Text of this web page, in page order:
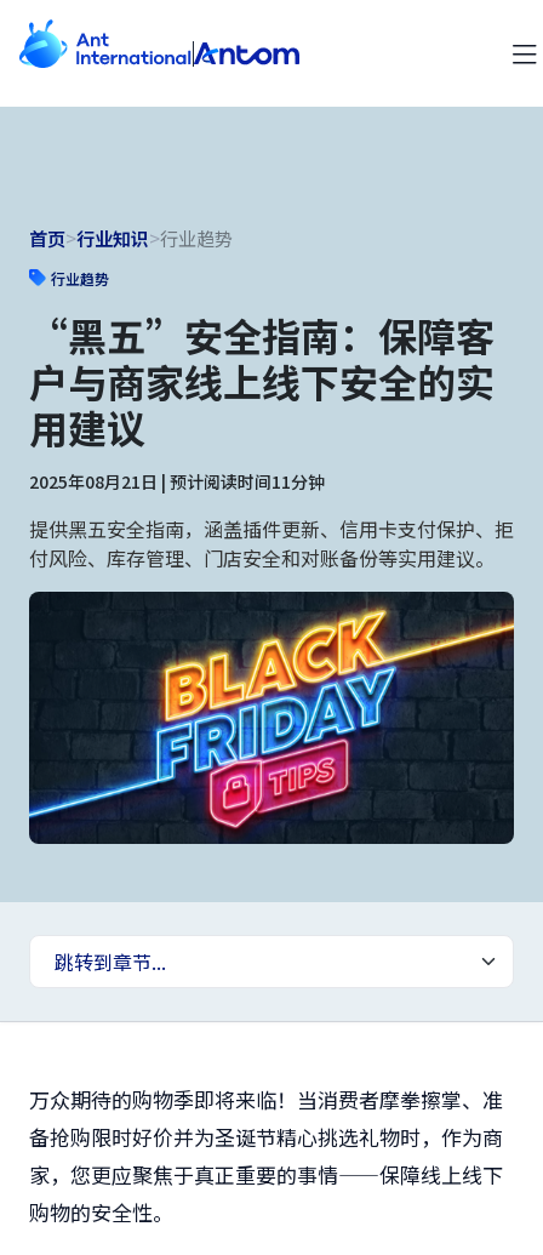
首页>行业知识>行业趋势
行业趋势
“黑五”安全指南：保障客
户与商家线上线下安全的实
用建议
2025年08月21日 | 预计阅读时间11分钟
提供黑五安全指南，涵盖插件更新、信用卡支付保护、拒
付风险、库存管理、门店安全和对账备份等实用建议。
万众期待的购物季即将来临！当消费者摩拳擦掌、准
备抢购限时好价并为圣诞节精心挑选礼物时，作为商
家，您更应聚焦于真正重要的事情——保障线上线下
购物的安全性。